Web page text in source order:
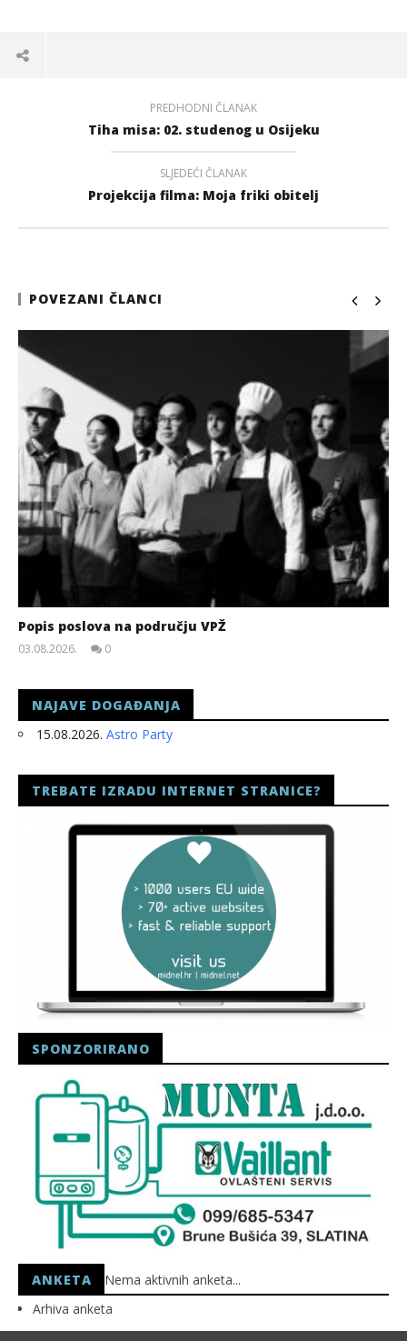
PREDHODNI ČLANAK
Tiha misa: 02. studenog u Osijeku
SLJEDEĆI ČLANAK
Projekcija filma: Moja friki obitelj
POVEZANI ČLANCI
Popis poslova na području VPŽ
03.08.2026.
0
NAJAVE DOGAĐANJA
15.08.2026. Astro Party
TREBATE IZRADU INTERNET STRANICE?
SPONZORIRANO
ANKETA
Nema aktivnih anketa...
Arhiva anketa